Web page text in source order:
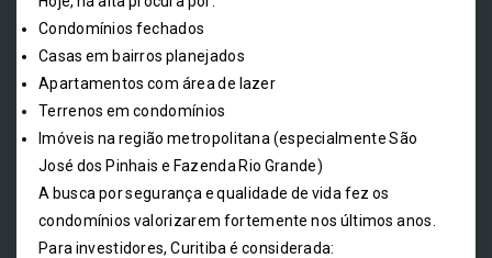
Condomínios fechados
Casas em bairros planejados
Apartamentos com área de lazer
Terrenos em condomínios
Imóveis na região metropolitana (especialmente São
José dos Pinhais e Fazenda Rio Grande)
A busca por segurança e qualidade de vida fez os
condomínios valorizarem fortemente nos últimos anos.
Para investidores, Curitiba é considerada: